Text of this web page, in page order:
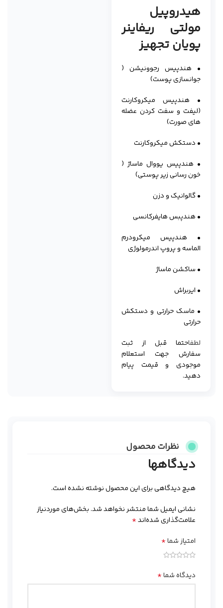
هیدروپیل
مولتی ریفاینر
پویان تجهیز
• هندپیس رجوونیشن (
جوانسازی پوست)
• هندپیس میکروکارنت
(لیفت و سفت کردن عضله
های صورت)
• دستکش میکروکارنت
• هندپیس یووال ماساژ (
خون رسانی زیر پوستی)
• گالوانیک و دزن
• هندپبس هایفرکانسی
• هندپیس میکرودرم
الماسه و پروپ اندرمولوژی
• ساکشن ماساژ
• ایربراش
• ماسک حرارتی و دستکش
حرارتی
لطفاحتما قبل از ثبت
سفارش جهت استعلام
موجودی و قیمت پیام
دهید.
نظرات محصول
دیدگاهها
هیچ دیدگاهی برای این محصول نوشته نشده است.
نشانی ایمیل شما منتشر نخواهد شد.بخش‌های موردنیاز
علامت‌گذاری شده‌اند*
امتیاز شما*
دیدگاه شما*